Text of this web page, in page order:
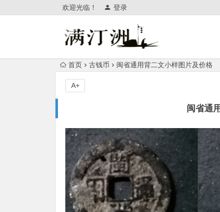
欢迎光临！ 登录
首页 古钱币 闽省通用背二文小样图片及价格
闽省通
A+